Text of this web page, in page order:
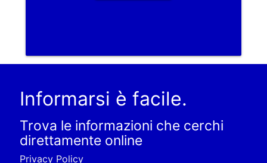
Informarsi è facile.
Trova le informazioni che cerchi
direttamente online
Privacy Policy